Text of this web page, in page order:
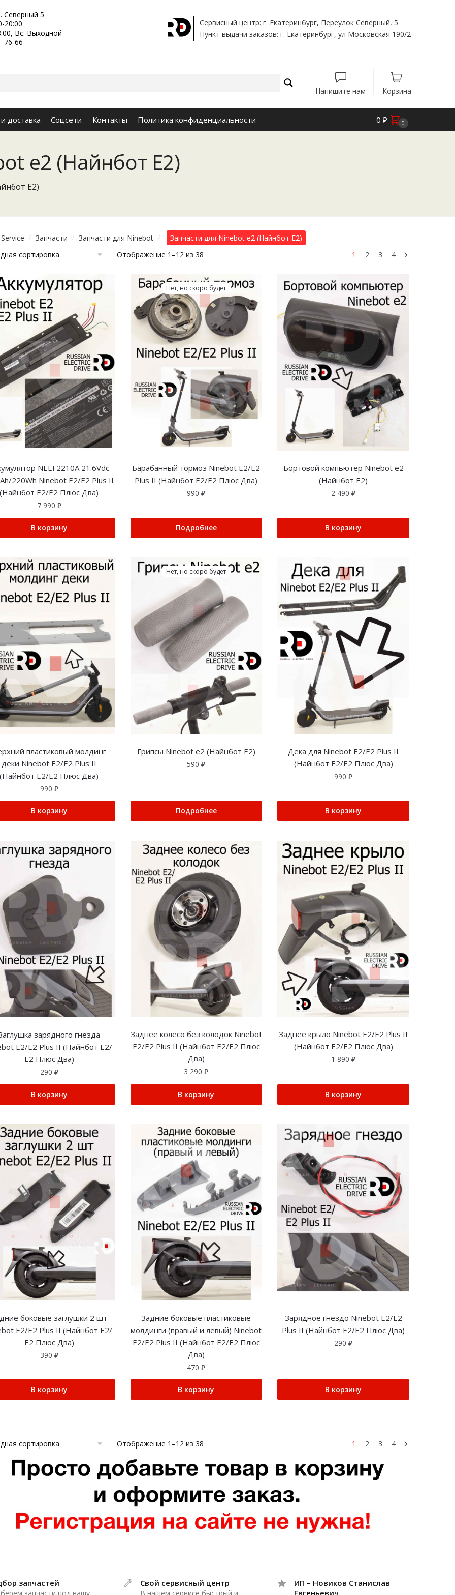
Северный 5
20:00
Вс: Выходной
76-66
Сервисный центр: г. Екатеринбург, Переулок Северный, 5
Пункт выдачи заказов: г. Екатеринбург, ул Московская 190/2
Напишите нам Корзина
доставка Соцсети Контакты Политика конфиденциальности 0 ₽ 0
e2 (Найнбот Е2)
Е2)
/ Запчасти / Запчасти для Ninebot /
Запчасти для Ninebot e2 (Найнбот Е2)
Отображение 1–12 из 38
1 2 3 4
NEEF2210A 21.6Vdc
220Wh Ninebot E2/E2 Plus II
(Найнбот Е2/Е2 Плюс Два)
7 990 ₽
В корзину
Нет, но скоро будет
Барабанный тормоз Ninebot E2/E2
Plus II (Найнбот Е2/Е2 Плюс Два)
990₽
Подробнее
Бортовой компьютер Ninebot e2
(Найнбот Е2)
2 490₽
В корзину
пластиковый молдинг
деки Ninebot E2/E2 Plus II
(Найнбот Е2/Е2 Плюс Два)
990 ₽
В корзину
Нет, но скоро будет
Грипсы Ninebot e2 (Найнбот Е2)
590₽
Подробнее
Дека для Ninebot E2/E2 Plus II
(Найнбот Е2/Е2 Плюс Два)
990₽
В корзину
зарядного гнезда
E2/E2 Plus II (Найнбот Е2/
Е2 Плюс Два)
290 ₽
В корзину
Заднее колесо без колодок Ninebot
E2/E2 Plus II (Найнбот Е2/Е2 Плюс
Два)
3 290₽
В корзину
Заднее крыло Ninebot E2/E2 Plus II
(Найнбот Е2/Е2 Плюс Два)
1 890₽
В корзину
боковые заглушки 2 шт
E2/E2 Plus II (Найнбот Е2/
Е2 Плюс Два)
390 ₽
В корзину
Задние боковые пластиковые
молдинги (правый и левый) Ninebot
E2/E2 Plus II (Найнбот Е2/Е2 Плюс
Два)
470₽
В корзину
Зарядное гнездо Ninebot E2/E2
Plus II (Найнбот Е2/Е2 Плюс Два)
290₽
В корзину
Отображение 1–12 из 38 1 2 3 4
запчастей Свой сервисный центр
ИП – Новиков Станислав